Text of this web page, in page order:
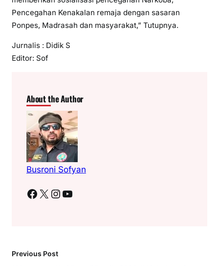
Pencegahan Kenakalan remaja dengan sasaran
Ponpes, Madrasah dan masyarakat,” Tutupnya.
Jurnalis : Didik S
Editor: Sof
About the Author
Busroni Sofyan
Facebook X Instagram YouTube
Previous Post